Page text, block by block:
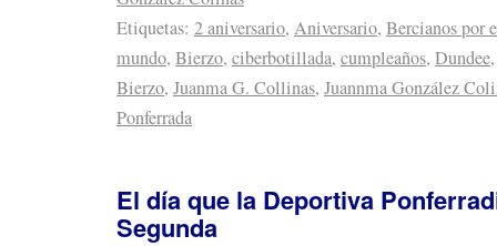
Etiquetas: 2 aniversario, Aniversario, Bercianos por
mundo, Bierzo, ciberbotillada, cumpleaños, Dundee
Bierzo, Juanma G. Collinas, Juannma González
Ponferrada
El día que la Deportiva
Segunda